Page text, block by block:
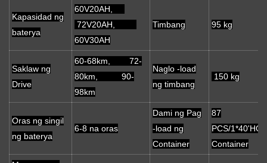
Kapasidad ng
baterya
60V20AH,
72V20AH,
60V30AH
Timbang 95 kg
Saklaw ng
Drive
60-68km, 72-
80km, 90-
98km
Naglo -load
ng timbang
150 kg
Oras ng singil
ng baterya
6-8 na oras
Dami ng Pag
-load ng
Container
87
PCS/1*40'HQ
Container